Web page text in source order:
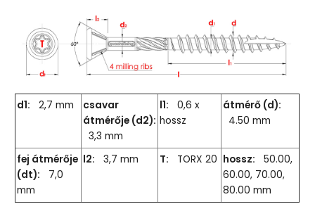
d1: 2,7 mm
csavar
átmérője (d2):
3,3 mm
l1: 0,6 x
hossz
átmérő (d):
4.50 mm
fej átmérője
(dt): 7,0
mm
l2: 3,7 mm T: TORX 20 hossz: 50.00,
60.00, 70.00,
80.00 mm